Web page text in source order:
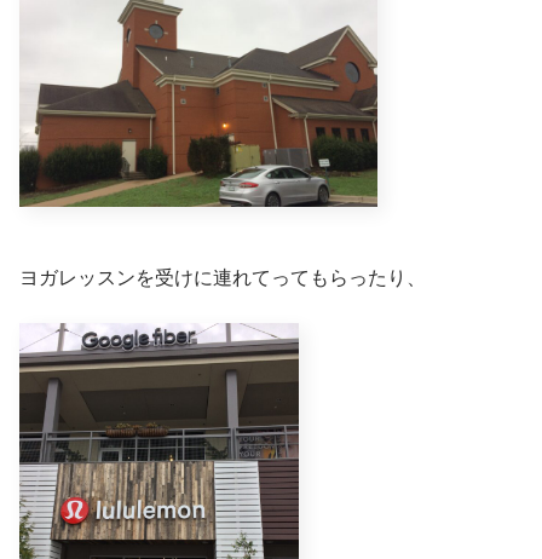
ヨガレッスンを受けに連れてってもらったり、